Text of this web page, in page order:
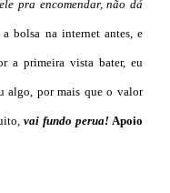
pra encomendar, não dá
bolsa na internet antes, e
a primeira vista bater, eu
algo, por mais que o valor
vai fundo perua! Apoio